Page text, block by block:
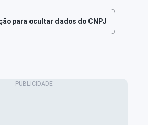
para ocultar dados do CNPJ